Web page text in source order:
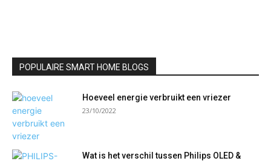
POPULAIRE SMART HOME BLOGS
Hoeveel energie verbruikt een vriezer
23/10/2022
Wat is het verschil tussen Philips OLED &